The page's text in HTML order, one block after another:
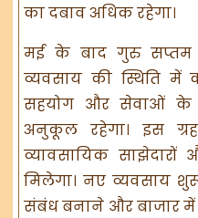
का दबाव अधिक रहेगा।
मई के बाद गुरु सप्तम
व्यवसाय की स्थिति में
सहयोग और सेवाओं के
अनुकूल रहेगा। इस
व्यावसायिक साझेदारों
मिलेगा। नए व्यवसाय
संबंध बनाने और बाजार